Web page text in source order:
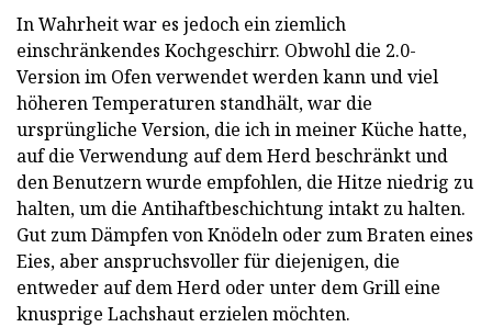
In Wahrheit war es jedoch ein ziemlich
einschränkendes Kochgeschirr. Obwohl die 2.0-
Version im Ofen verwendet werden kann und viel
höheren Temperaturen standhält, war die
ursprüngliche Version, die ich in meiner Küche hatte,
auf die Verwendung auf dem Herd beschränkt und
den Benutzern wurde empfohlen, die Hitze niedrig zu
halten, um die Antihaftbeschichtung intakt zu halten.
Gut zum Dämpfen von Knödeln oder zum Braten eines
Eies, aber anspruchsvoller für diejenigen, die
entweder auf dem Herd oder unter dem Grill eine
knusprige Lachshaut erzielen möchten.